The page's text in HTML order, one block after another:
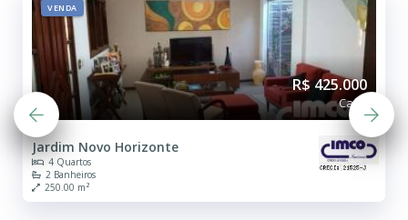
VENDA
R$ 425.000
Casa
Jardim Novo Horizonte
4 Quartos
2 Banheiros
250.00 m²